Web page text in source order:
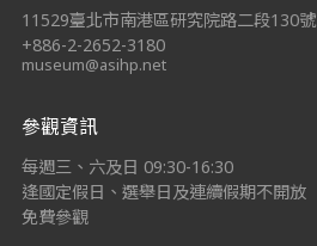
11529臺北市南港區研究院路二段130號
+886-2-2652-3180
museum@asihp.net
參觀資訊
每週三、六及日 09:30-16:30
逢國定假日、選舉日及連續假期不開放
免費參觀